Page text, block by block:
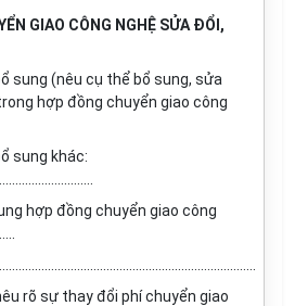
GIAO CÔNG NGHỆ SỬA ĐỔI,
sung (nêu cụ thể bổ sung, sửa
hợp đồng chuyển giao công
sung khác:
hợp đồng chuyển giao công
rõ sự thay đổi phí chuyển giao